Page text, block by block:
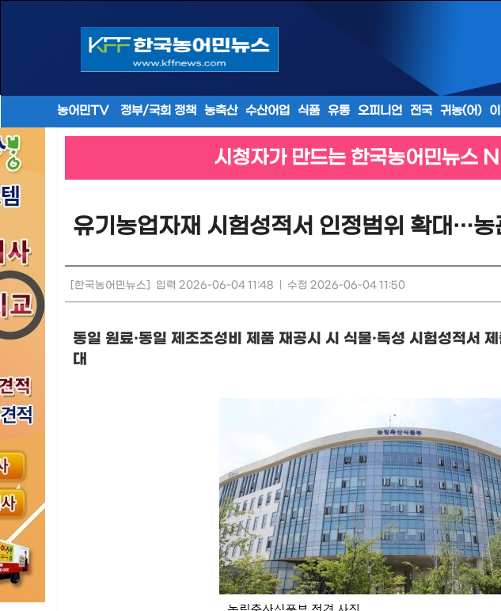
농어민TV 정부/국회 정책 농축산 수산어업 식품 유통 오피니언 전국 귀농(어)
시청자가 만드는 한국농어민뉴스
[한국농어민뉴스] 입력 2026-06-04 11:48 수정 2026-06-04 11:50
동일 원료·동일 제조조성비 제품 재공시 시 식물·독성 시험성적서 제
대